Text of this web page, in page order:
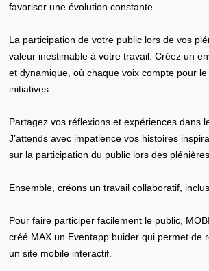
favoriser une évolution constante.
La participation de votre public lors de vos
valeur inestimable à votre travail. Créez un
et dynamique, où chaque voix compte pour
initiatives.
Partagez vos réflexions et expériences dans
J’attends avec impatience vos histoires
sur la participation du public lors des plénières.
Ensemble, créons un travail collaboratif,
Pour faire participer facilement le public,
créé MAX un Eventapp buider qui permet de
un site mobile interactif.